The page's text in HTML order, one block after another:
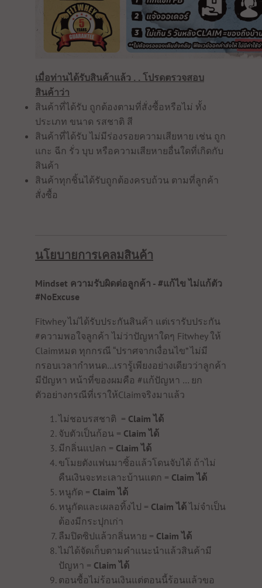
เมื่อท่านได้รับสินค้าแล้ว . . โปรดตรวจสอบ
สินค้าว่า
สินค้าที่ได้รับ ถูกต้องตามที่สั่งซื้อหรือไม่ ทั้ง
ประเภท ขนาด รสชาติ สี
สินค้าที่ได้รับ ไม่มีร่องรอยความเสียหาย เช่น ถูก
แกะ ฉีก รั่ว บุบ หรือความเสียหายอื่นใดที่เกิดกับ
สินค้า
สินค้าทุกชิ้นได้รับถูกต้องครบถ้วน ตามที่ลูกค้า
สั่งซื้อ
นโยบายการเคลมสินค้า
Mindset ความรับผิดต่อลูกค้า - #แก้ไข ไม่แก้ตัว
#NoExcuse
Fitwhey ไม่ได้รับประกันสินค้า แต่เรารับประกัน
#ความพอใจลูกค้า ไม่ว่าปัญหาใดๆ Fitwhey ให้
Claimหมด ทุกกรณี “ปราศจากเงื่อนไข” ไม่มี
กรอบเวลากำหนด…เรารู้เพียงอย่างเดียวว่าลูกค้า
มีปัญหา หน้าที่ของผมคือ #แก้ปัญหา … ยก
ตัวอย่างกรณีที่เราให้Claimจริงมาแล้ว
ไม่ชอบรสชาติ = Claim ได้
จับตัวเป็นก้อน = Claim ได้
มีกลิ่นแปลก = Claim ได้
ขโมยตังแฟนมาซิ้อแล้วโดนจับได้ ถ้าไม่
คืนเงินจะทะเลาะบ้านแตก = Claim ได้
หนูกัด = Claim ได้
หนูกัดและเผลอทิ้งไป = Claim ได้ไม่จำเป็น
ต้องมีกระปุกเก่า
ลืมปิดซิปแล้วกลิ่นหาย = Claim ได้
ไม่ได้จัดเก็บตามคำแนะนำแล้วสินค้ามี
ปัญหา = Claim ได้
ตอนซื้อไม่ร้อนเงินแต่ตอนนี้ร้อนแล้วขอ